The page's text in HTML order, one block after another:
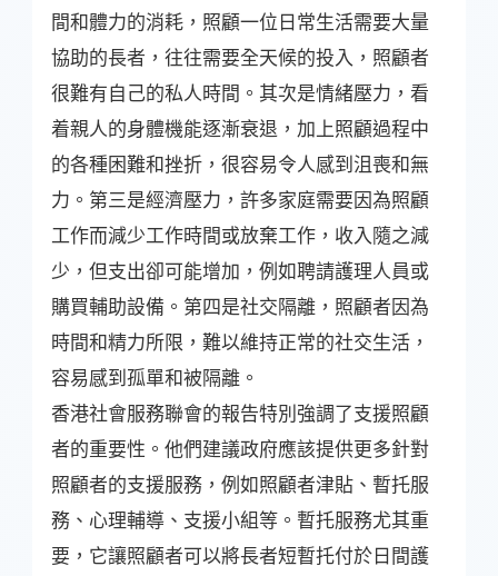
間和體力的消耗，照顧一位日常生活需要大量
協助的長者，往往需要全天候的投入，照顧者
很難有自己的私人時間。其次是情緒壓力，看
着親人的身體機能逐漸衰退，加上照顧過程中
的各種困難和挫折，很容易令人感到沮喪和無
力。第三是經濟壓力，許多家庭需要因為照顧
工作而減少工作時間或放棄工作，收入隨之減
少，但支出卻可能增加，例如聘請護理人員或
購買輔助設備。第四是社交隔離，照顧者因為
時間和精力所限，難以維持正常的社交生活，
容易感到孤單和被隔離。
香港社會服務聯會的報告特別強調了支援照顧
者的重要性。他們建議政府應該提供更多針對
照顧者的支援服務，例如照顧者津貼、暫托服
務、心理輔導、支援小組等。暫托服務尤其重
要，它讓照顧者可以將長者短暫托付於日間護